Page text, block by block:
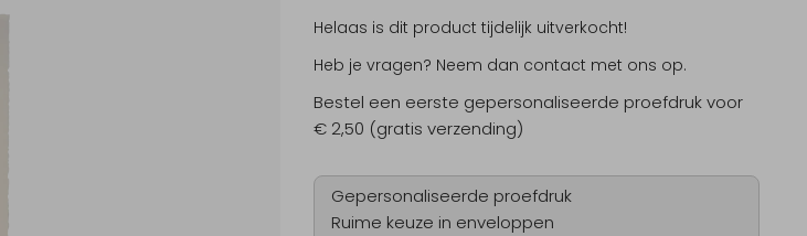
Helaas is dit product tijdelijk uitverkocht!
Heb je vragen? Neem dan contact met ons op.
Bestel een eerste gepersonaliseerde proefdruk voor
€ 2,50 (gratis verzending)
Gepersonaliseerde proefdruk
Ruime keuze in enveloppen